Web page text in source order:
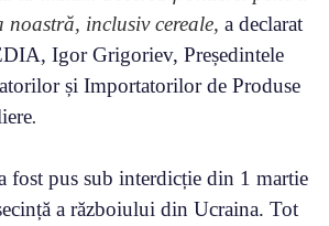
inclusiv cereale, a declarat
Igor Grigoriev, Președintele
și Importatorilor de Produse
.
fost pus sub interdicție din 1 martie
a războiului din Ucraina. Tot